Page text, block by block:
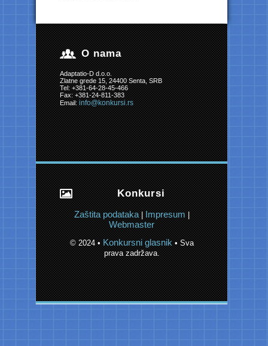
O nama
Adaptatio-D d.o.o.
Zlatne grede 15, 24400 Senta, SRB
Tel: +381-64-28-45-466
Fax: +381-24-811-383
Email:info@konkursi.rs
Konkursi
Zaštita podataka|Impresum|
Webmaster
© 2024 •Konkursni glasnik• Sva
prava zadržava.